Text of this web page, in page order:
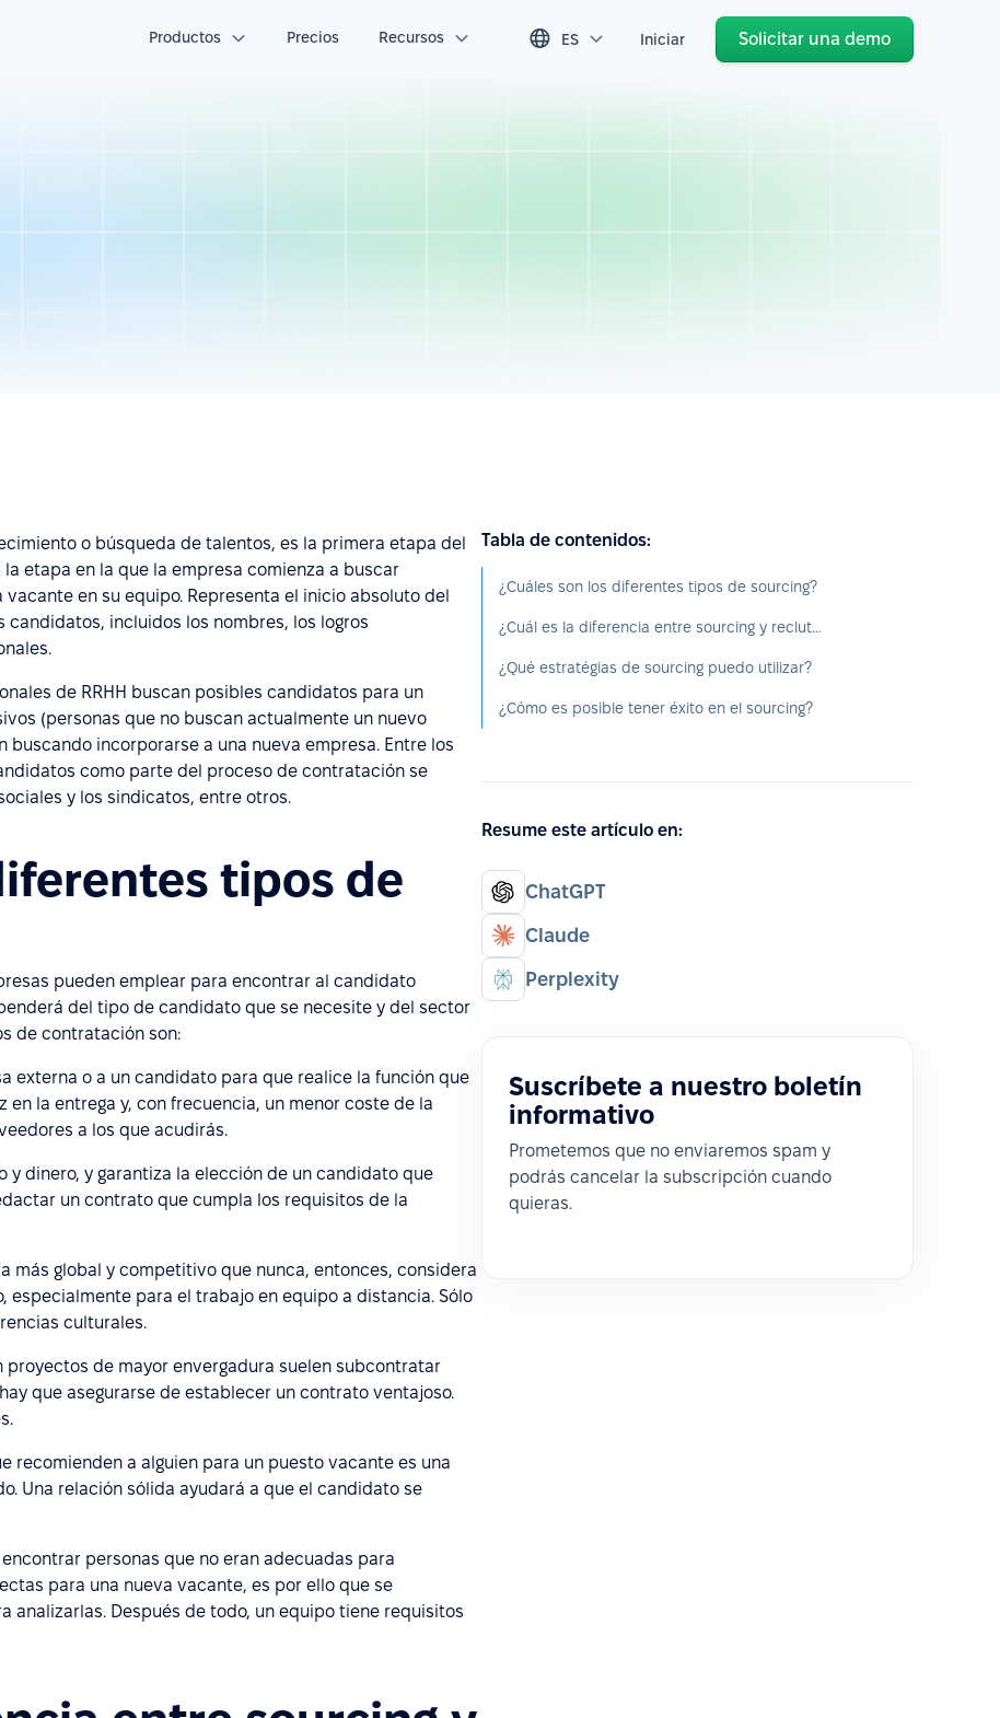
Productos Precios Recursos ES Iniciar Solicitar una demo
o búsqueda de talentos, es la primera etapa del
etapa en la que la empresa comienza a buscar
en su equipo. Representa el inicio absoluto del
incluidos los nombres, los logros
de RRHH buscan posibles candidatos para un
(personas que no buscan actualmente un nuevo
incorporarse a una nueva empresa. Entre los
como parte del proceso de contratación se
y los sindicatos, entre otros.
tipos de
pueden emplear para encontrar al candidato
del tipo de candidato que se necesite y del sector
de contratación son:
externa o a un candidato para que realice la función que
la entrega y, con frecuencia, un menor coste de la
a los que acudirás.
y dinero, y garantiza la elección de un candidato que
un contrato que cumpla los requisitos de la
más global y competitivo que nunca, entonces, considera
para el trabajo en equipo a distancia. Sólo
culturales.
proyectos de mayor envergadura suelen subcontratar
que asegurarse de establecer un contrato ventajoso.
recomienden a alguien para un puesto vacante es una
Una relación sólida ayudará a que el candidato se
personas que no eran adecuadas para
para una nueva vacante, es por ello que se
analizarlas. Después de todo, un equipo tiene requisitos
Tabla de contenidos:
¿Cuáles son los diferentes tipos de sourcing?
¿Cuál es la diferencia entre sourcing y reclutamiento?
¿Qué estratégias de sourcing puedo utilizar?
¿Cómo es posible tener éxito en el sourcing?
Resume este artículo en:
ChatGPT
Claude
Perplexity
Suscríbete a nuestro boletín
informativo
Prometemos que no enviaremos spam y
podrás cancelar la subscripción cuando
quieras.